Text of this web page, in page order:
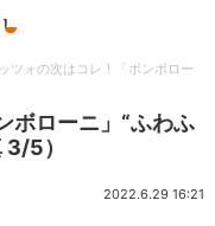
ツォの次はコレ！「ボンボロー
ボローニ」“ふわふ
5）
2022.6.29 16:21